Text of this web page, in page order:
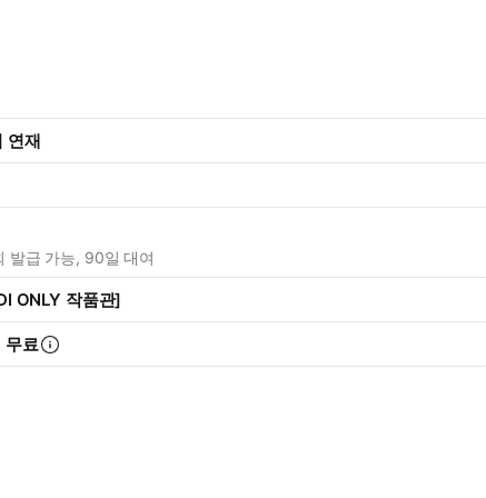
연재
발급 가능, 90일 대여
ONLY 작품관]
무료